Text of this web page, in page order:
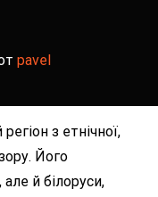
pavel
з етнічної,
Його
й білоруси,